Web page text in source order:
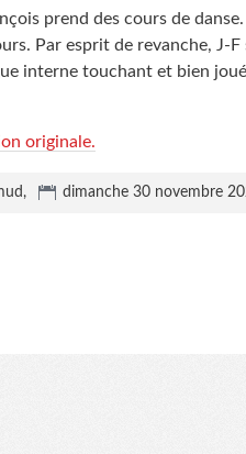
prend des cours de
Par esprit de revanche, J-
interne touchant et bien
originale.
dimanche 30 novembre